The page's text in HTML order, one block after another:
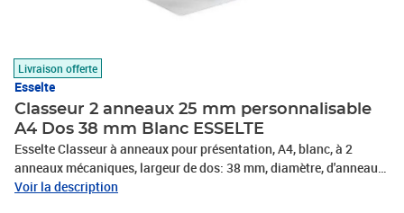
Livraison offerte
Esselte
Classeur 2 anneaux 25 mm personnalisable
A4 Dos 38 mm Blanc ESSELTE
Esselte Classeur à anneaux pour présentation, A4, blanc, à 2
anneaux mécaniques, largeur de dos: 38 mm, diamètre, d'anneaux:
25 mm, avec pochettes extérieures, -49708
Voir la description